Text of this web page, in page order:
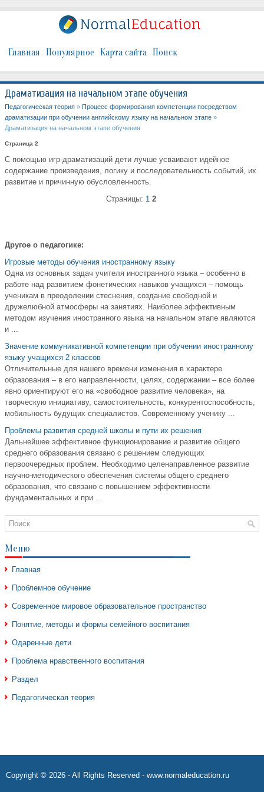
Главная Популярное Карта сайта Поиск
Драматизация на начальном этапе обучения
Педагогическая теория » Процесс формирования компетенции посредством
драматизации при обучении английскому языку на начальном этапе »
Драматизация на начальном этапе обучения
Страница 2
С помощью игр-драматизаций дети лучше усваивают идейное
содержание произведения, логику и последовательность событий, их
развитие и причинную обусловленность.
Страницы: 1 2
Другое о педагогике:
Игровые методы обучения иностранному языку
Одна из основных задач учителя иностранного языка – особенно в
работе над развитием фонетических навыков учащихся – помощь
ученикам в преодолении стеснения, создание свободной и
дружелюбной атмосферы на занятиях. Наиболее эффективным
методом изучения иностранного языка на начальном этапе являются
и ...
Значение коммуникативной компетенции при обучении иностранному
языку учащихся 2 классов
Отличительные для нашего времени изменения в характере
образования – в его направленности, целях, содержании – все более
явно ориентируют его на «свободное развитие человека», на
творческую инициативу, самостоятельность, конкурентоспособность,
мобильность будущих специалистов. Современному ученику ...
Проблемы развития средней школы и пути их решения
Дальнейшее эффективное функционирование и развитие общего
среднего образования связано с решением следующих
первоочередных проблем. Необходимо целенаправленное развитие
научно-методического обеспечения системы общего среднего
образования, что связано с повышением эффективности
фундаментальных и при ...
Меню
Главная
Проблемное обучение
Современное мировое образовательное пространство
Понятие, методы и формы семейного воспитания
Одаренные дети
Проблема нравственного воспитания
Раздел
Педагогическая теория
Copyright © 2026 - All Rights Reserved - www.normaleducation.ru